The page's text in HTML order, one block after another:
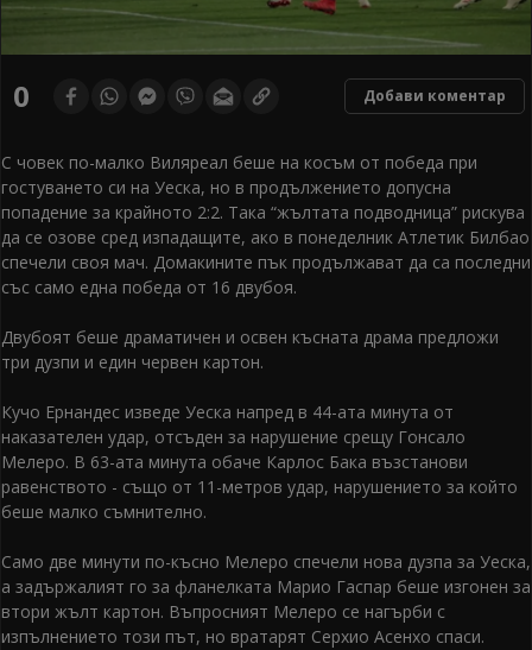
0 Добави коментар
С човек по-малко Виляреал беше на косъм от победа при
гостуването си на Уеска, но в продължението допусна
попадение за крайното 2:2. Така “жълтата подводница” рискува
да се озове сред изпадащите, ако в понеделник Атлетик Билбао
спечели своя мач. Домакините пък продължават да са последни
със само една победа от 16 двубоя.
Двубоят беше драматичен и освен късната драма предложи
три дузпи и един червен картон.
Кучо Ернандес изведе Уеска напред в 44-ата минута от
наказателен удар, отсъден за нарушение срещу Гонсало
Мелеро. В 63-ата минута обаче Карлос Бака възстанови
равенството - също от 11-метров удар, нарушението за който
беше малко съмнително.
Само две минути по-късно Мелеро спечели нова дузпа за Уеска,
а задържалият го за фланелката Марио Гаспар беше изгонен за
втори жълт картон. Въпросният Мелеро се нагърби с
изпълнението този път, но вратарят Серхио Асенхо спаси.